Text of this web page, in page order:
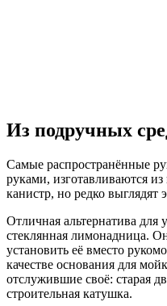
Из подручных
Самые распространённые
руками, изготавливаются
канистр, но редко выглядят
Отличная альтернатива для
стеклянная лимонадница.
установить её вместо
качестве основания для
отслужившие своё: старая
строительная катушка.